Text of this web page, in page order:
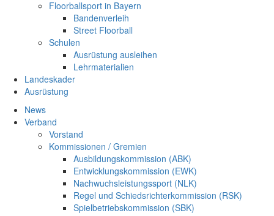
Floorballsport in Bayern
Bandenverleih
Street Floorball
Schulen
Ausrüstung ausleihen
Lehrmaterialien
Landeskader
Ausrüstung
News
Verband
Vorstand
Kommissionen / Gremien
Ausbildungskommission (ABK)
Entwicklungskommission (EWK)
Nachwuchsleistungssport (NLK)
Regel und Schiedsrichterkommission (RSK)
Spielbetriebskommission (SBK)